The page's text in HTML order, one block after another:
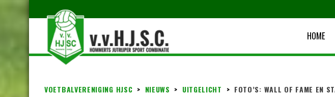
HOME
VOETBALVERENIGING HJSC > NIEUWS > UITGELICHT > FOTO’S: WALL OF FAME EN